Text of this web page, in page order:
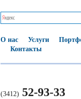
О нас Услуги
Контакты
(3412) 52-93-33